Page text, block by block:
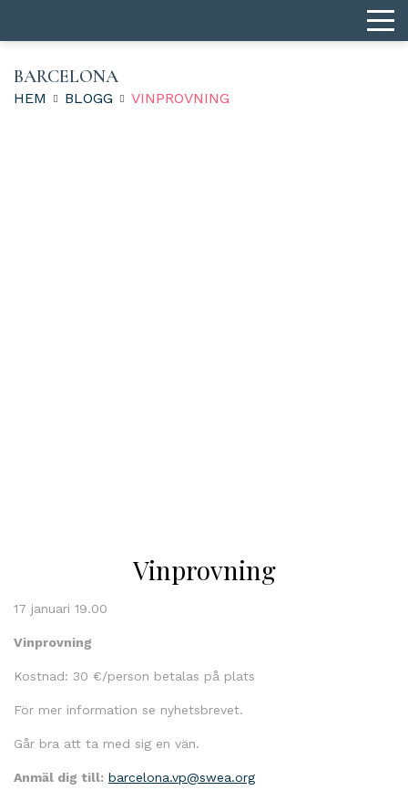
BARCELONA
HEM BLOGG VINPROVNING
Vinprovning
17 januari 19.00
Vinprovning
Kostnad: 30 €/person betalas på plats
För mer information se nyhetsbrevet.
Går bra att ta med sig en vän.
Anmäl dig till: barcelona.vp@swea.org